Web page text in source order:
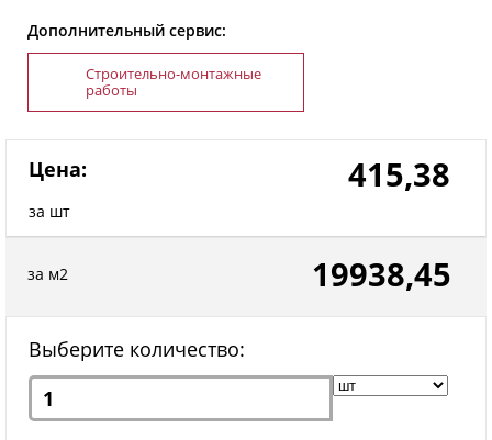
Дополнительный сервис:
Строительно-монтажные
работы
Цена:
за шт
415,38
за м2 19938,45
Выберите количество: